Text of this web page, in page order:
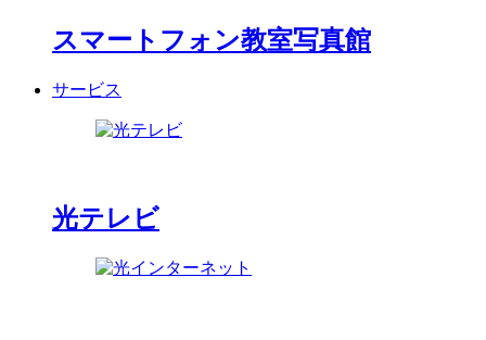
スマートフォン教室写真館
サービス
光テレビ